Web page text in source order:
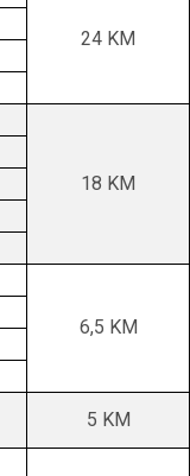
24 KM
18 KM
6,5 KM
5 KM